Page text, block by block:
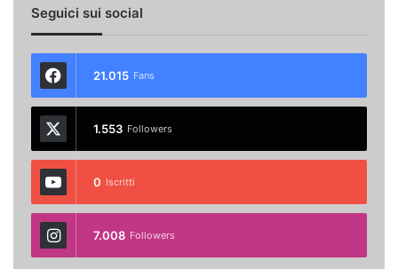
Seguici sui social
21.015 Fans
1.553 Followers
0 Iscritti
7.008 Followers